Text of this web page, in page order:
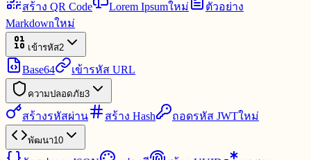
สร้าง QR Code Lorem Ipsumใหม่
ตัวอย่าง
Markdownใหม่
เข้ารหัส2
Base64 เข้ารหัส URL
ความปลอดภัย3
สร้างรหัสผ่าน สร้าง Hash ถอดรหัส JWTใหม่
พัฒนา10